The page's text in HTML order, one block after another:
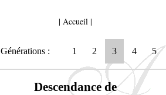
| Accueil|
Générations : 1 2 3 4 5
Descendance de